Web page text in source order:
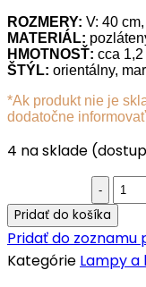
ROZMERY: V: 40
MATERIÁL:
HMOTNOSŤ: cca 1,2
ŠTÝL: orientálny,
*Ak produkt nie je
dodatočne
4 na sklade
lampa
SELLIMA
quantity
Pridať do košíka
Pridať do zoznamu
Kategórie Lampy a